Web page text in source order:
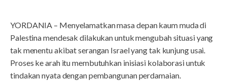
YORDANIA – Menyelamatkan masa depan kaum muda di
Palestina mendesak dilakukan untuk mengubah situasi yang
tak menentu akibat serangan Israel yang tak kunjung usai.
Proses ke arah itu membutuhkan inisiasi kolaborasi untuk
tindakan nyata dengan pembangunan perdamaian.